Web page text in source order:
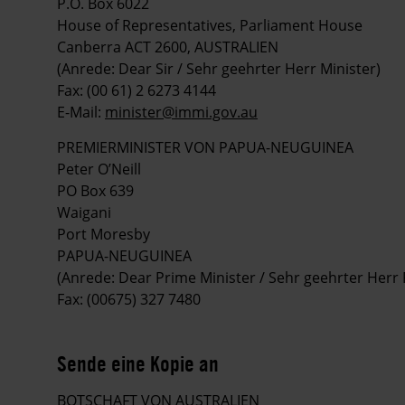
House of Representatives, Parliament House
Canberra ACT 2600, AUSTRALIEN
(Anrede: Dear Sir / Sehr geehrter Herr Minister)
Fax: (00 61) 2 6273 4144
E-Mail: minister@immi.gov.au
PREMIERMINISTER VON PAPUA-NEUGUINEA
Peter O’Neill
PO Box 639
Waigani
Port Moresby
PAPUA-NEUGUINEA
(Anrede: Dear Prime Minister / Sehr geehrter
Fax: (00675) 327 7480
Sende eine Kopie an
BOTSCHAFT VON AUSTRALIEN